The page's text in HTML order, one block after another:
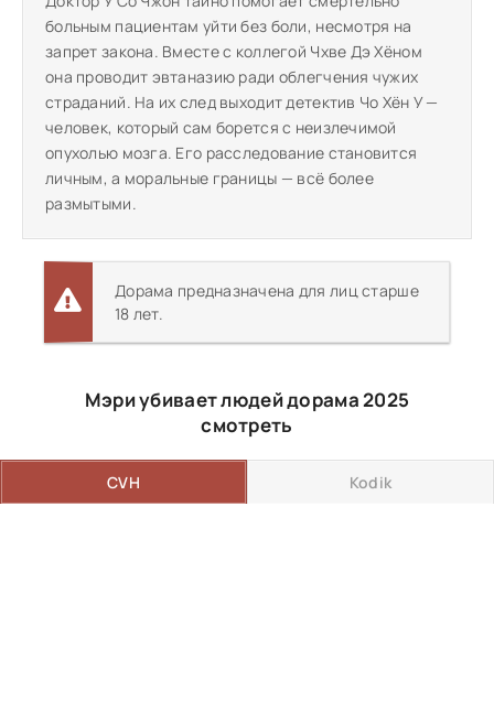
больным пациентам уйти без боли, несмотря на
запрет закона. Вместе с коллегой Чхве Дэ Хёном
она проводит эвтаназию ради облегчения чужих
страданий. На их след выходит детектив Чо Хён У —
человек, который сам борется с неизлечимой
опухолью мозга. Его расследование становится
личным, а моральные границы — всё более
размытыми.
Дорама предназначена для лиц старше
18 лет.
Мэри убивает людей дорама 2025
смотреть
CVH Kodik